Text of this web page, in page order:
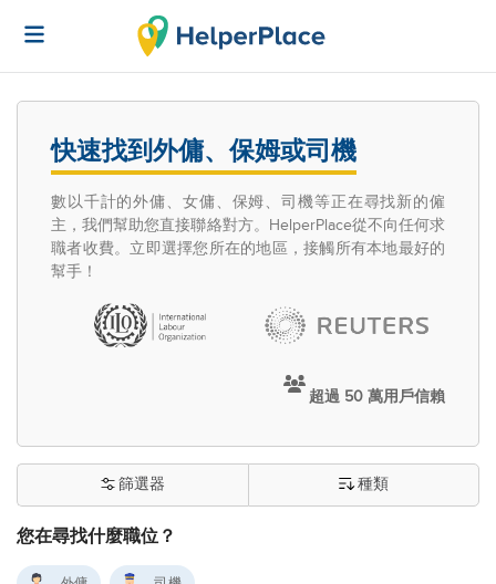
快速找到外傭、保姆或司機
數以千計的外傭、女傭、保姆、司機等正在尋找新的僱
主，我們幫助您直接聯絡對方。HelperPlace從不向任何求
職者收費。立即選擇您所在的地區，接觸所有本地最好的
幫手！
超過 50 萬用戶信賴
您在尋找什麼職位？
篩選器 種類